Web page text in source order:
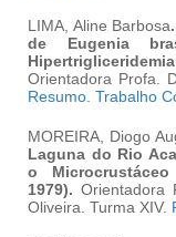
LIMA, Aline Barbosa.
de Eugenia
Orientadora Profa.
Resumo. Trabalho
MOREIRA, Diogo
Laguna do Rio
o
1979). Orientadora
Oliveira. Turma XIV.